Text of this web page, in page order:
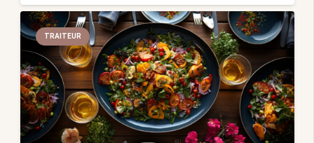
TRAITEUR